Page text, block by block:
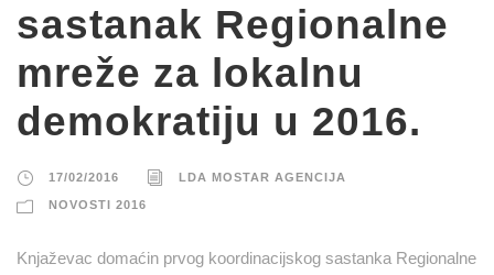
sastanak Regionalne
mreže za lokalnu
demokratiju u 2016.
17/02/2016 LDA MOSTAR AGENCIJA
NOVOSTI 2016
Knjaževac domaćin prvog koordinacijskog sastanka Regionalne